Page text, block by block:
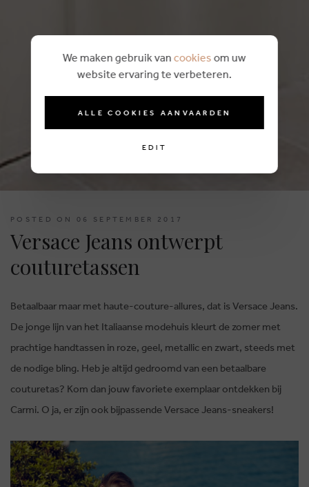
POSTED ON 06 SEPTEMBER 2017
Versace Jeans ontwerpt
couturetassen
Betaalbaar maar met haute-couture-allures, dat is Versace Jeans.
De jonge lijn van het Italiaanse modehuis kleurt de zomer met
prachtige handtassen in roze, geel, metallic en zwart, steeds met
de nodige bling. Heb je altijd gedroomd van een betaalbare
couturetas? Kom dan jouw favoriete exemplaar ontdekken bij
Carmi. O ja, er zijn ook bijpassende Versace Jeans-sneakers!
We maken gebruik van cookies om uw
website ervaring te verbeteren.
ALLE COOKIES AANVAARDEN
EDIT